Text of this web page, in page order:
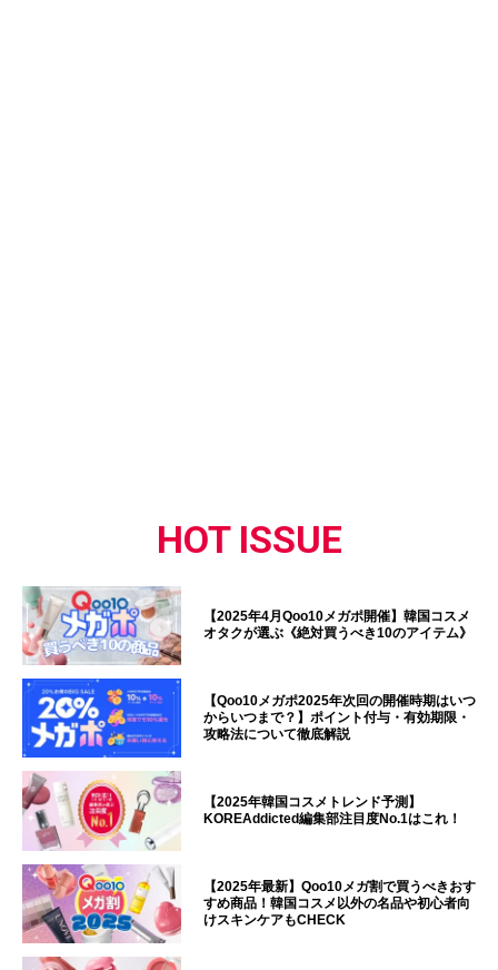
HOT ISSUE
【2025年4月Qoo10メガポ開催】韓国コスメ
オタクが選ぶ《絶対買うべき10のアイテム》
【Qoo10メガポ2025年次回の開催時期はいつ
からいつまで？】ポイント付与・有効期限・
攻略法について徹底解説
【2025年韓国コスメトレンド予測】
KOREAddicted編集部注目度No.1はこれ！
【2025年最新】Qoo10メガ割で買うべきおす
すめ商品！韓国コスメ以外の名品や初心者向
けスキンケアもCHECK